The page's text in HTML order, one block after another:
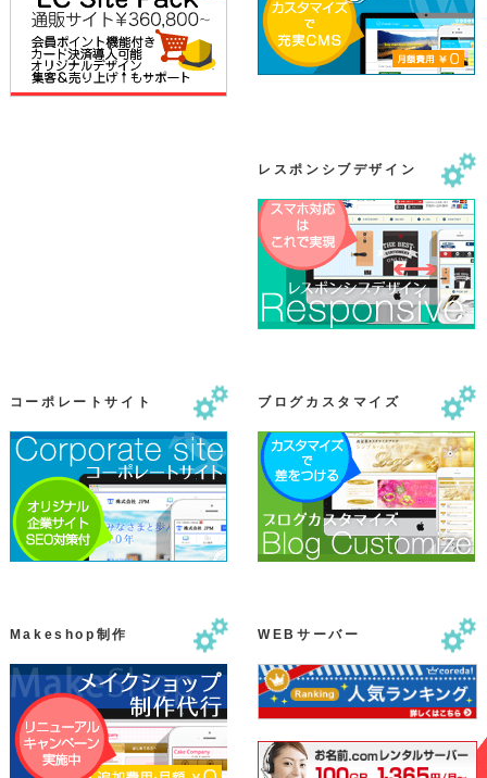
レスポンシブデザイン
コーポレートサイト ブログカスタマイズ
Makeshop制作 WEBサーバー